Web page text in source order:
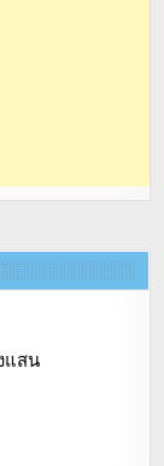
แสน